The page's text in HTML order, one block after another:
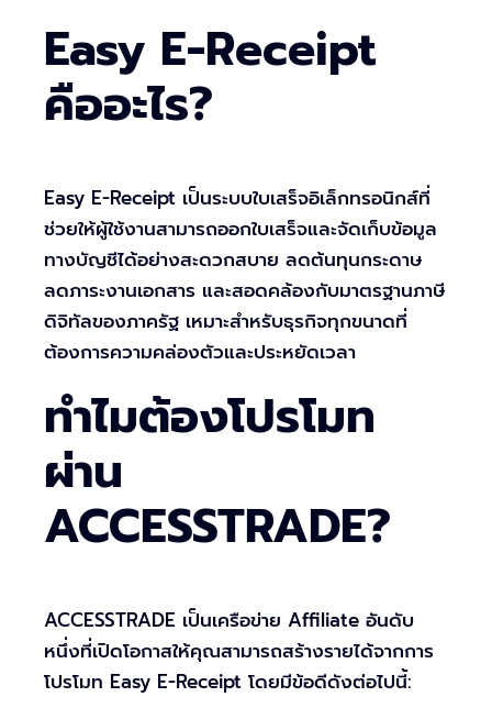
Easy E-Receipt
คืออะไร?
Easy E-Receipt เป็นระบบใบเสร็จอิเล็กทรอนิกส์ที่
ช่วยให้ผู้ใช้งานสามารถออกใบเสร็จและจัดเก็บข้อมูล
ทางบัญชีได้อย่างสะดวกสบาย ลดต้นทุนกระดาษ
ลดภาระงานเอกสาร และสอดคล้องกับมาตรฐานภาษี
ดิจิทัลของภาครัฐ เหมาะสำหรับธุรกิจทุกขนาดที่
ต้องการความคล่องตัวและประหยัดเวลา
ทำไมต้องโปรโมท
ผ่าน
ACCESSTRADE?
ACCESSTRADE เป็นเครือข่าย Affiliate อันดับ
หนึ่งที่เปิดโอกาสให้คุณสามารถสร้างรายได้จากการ
โปรโมท Easy E-Receipt โดยมีข้อดีดังต่อไปนี้: